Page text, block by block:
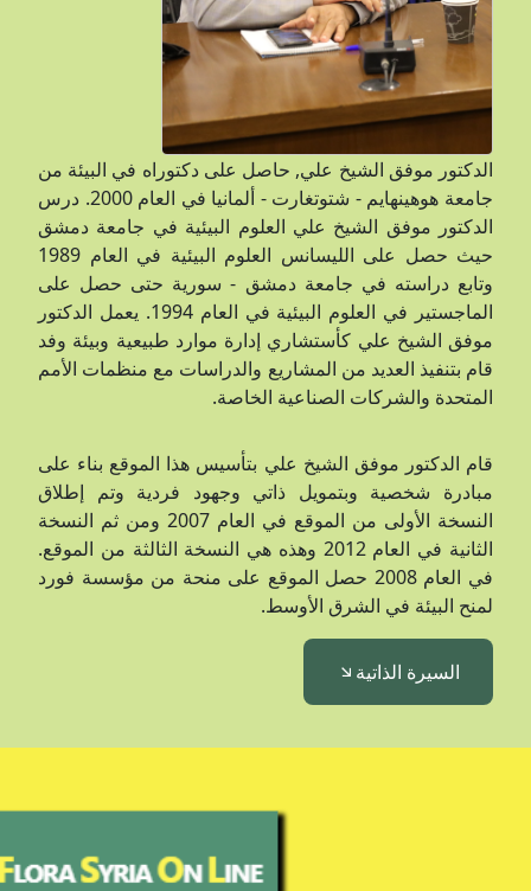
الدكتور موفق الشيخ علي, حاصل على دكتوراه في البيئة من
جامعة هوهينهايم - شتوتغارت - ألمانيا في العام 2000. درس
الدكتور موفق الشيخ علي العلوم البيئية في جامعة دمشق
حيث حصل على الليسانس العلوم البيئية في العام 1989
وتابع دراسته في جامعة دمشق - سورية حتى حصل على
الماجستير في العلوم البيئية في العام 1994. يعمل الدكتور
موفق الشيخ علي كأستشاري إدارة موارد طبيعية وبيئة وفد
قام بتنفيذ العديد من المشاريع والدراسات مع منظمات الأمم
المتحدة والشركات الصناعية الخاصة.
قام الدكتور موفق الشيخ علي بتأسيس هذا الموقع بناء على
مبادرة شخصية وبتمويل ذاتي وجهود فردية وتم إطلاق
النسخة الأولى من الموقع في العام 2007 ومن ثم النسخة
الثانية في العام 2012 وهذه هي النسخة الثالثة من الموقع.
في العام 2008 حصل الموقع على منحة من مؤسسة فورد
لمنح البيئة في الشرق الأوسط.
السيرة الذاتية